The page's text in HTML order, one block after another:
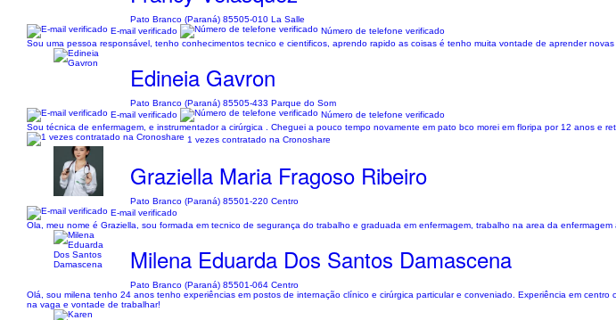
Pato Branco (Paraná) 85505-010 La Salle
E-mail verificado
Número de telefone verificado
Sou uma pessoa responsável, tenho conhecimentos tecnico e cientificos, aprendo rapido as coisas é tenho muita vontade de aprender
Edineia Gavron
Pato Branco (Paraná) 85505-433 Parque do Som
E-mail verificado
Número de telefone verificado
Sou técnica de enfermagem, e instrumentador a cirúrgica . Cheguei a pouco tempo novamente em pato bco morei em floripa por 12 anos e
1 vezes contratado na Cronoshare
Graziella Maria Fragoso Ribeiro
Pato Branco (Paraná) 85501-220 Centro
E-mail verificado
Ola, meu nome é Graziella, sou formada em tecnico de segurança do trabalho e graduada em enfermagem, trabalho na area da enfermagem
Milena Eduarda Dos Santos Damascena
Pato Branco (Paraná) 85501-064 Centro
Olá, sou milena tenho 24 anos tenho experiências em postos de internação clínico e cirúrgica particular e conveniado. Experiência em
na vaga e vontade de trabalhar!